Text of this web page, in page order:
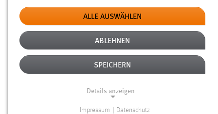
Typ
Erstellungsdatum
Alter
ALLE AUSWÄHLEN
ABLEHNEN
SPEICHERN
Details anzeigen
Impressum Datenschutz